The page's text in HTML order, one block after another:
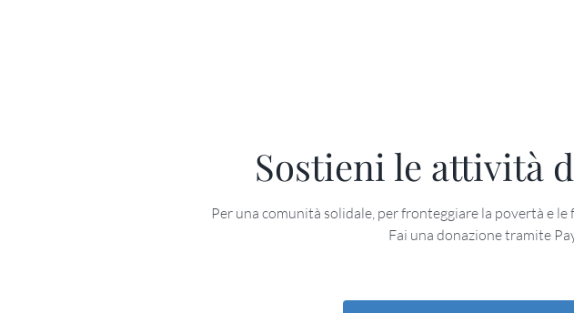
Sostieni le attività
Per una comunità solidale, per fronteggiare la povertà e
Fai una donazione tramite